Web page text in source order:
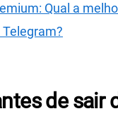
Qual a
de sair